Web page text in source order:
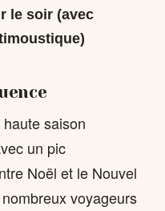
le soir (avec
saison
un pic
Noël et le Nouvel
voyageurs